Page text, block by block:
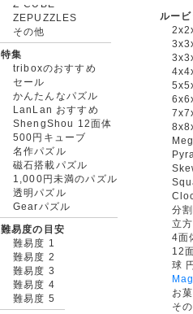
ZEPUZZLES
その他
特集
triboxのおすすめ
セール
かんたんなパズル
LanLan おすすめ
ShengShou 12面体
500円キューブ
名作パズル
磁石搭載パズル
1,000円未満のパズル
透明パズル
Gearパズル
難易度の目安
難易度 1
難易度 2
難易度 3
難易度 4
難易度 5
ルー
分
立
4面
12
球
お
そ